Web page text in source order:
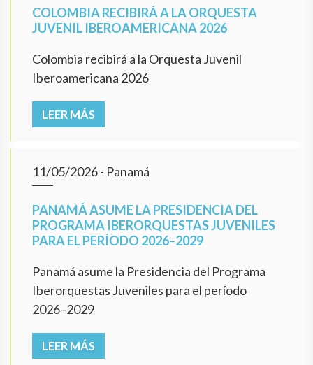
COLOMBIA RECIBIRÁ A LA ORQUESTA
JUVENIL IBEROAMERICANA 2026
Colombia recibirá a la Orquesta Juvenil
Iberoamericana 2026
LEER MÁS
11/05/2026- Panamá
PANAMÁ ASUME LA PRESIDENCIA DEL
PROGRAMA IBERORQUESTAS JUVENILES
PARA EL PERÍODO 2026–2029
Panamá asume la Presidencia del Programa
Iberorquestas Juveniles para el período
2026–2029
LEER MÁS